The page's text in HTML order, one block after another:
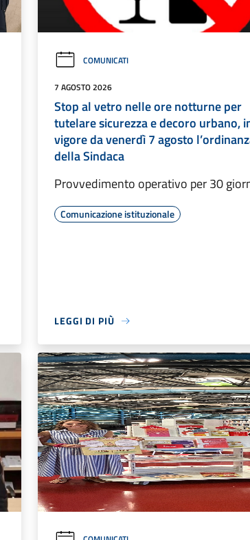
COMUNICATI
7 AGOSTO 2026
Stop al vetro nelle ore notturne per
tutelare sicurezza e decoro urbano,
vigore da venerdì 7 agosto
della Sindaca
Provvedimento operativo per 30
Comunicazione istituzionale
LEGGI DI PIÙ